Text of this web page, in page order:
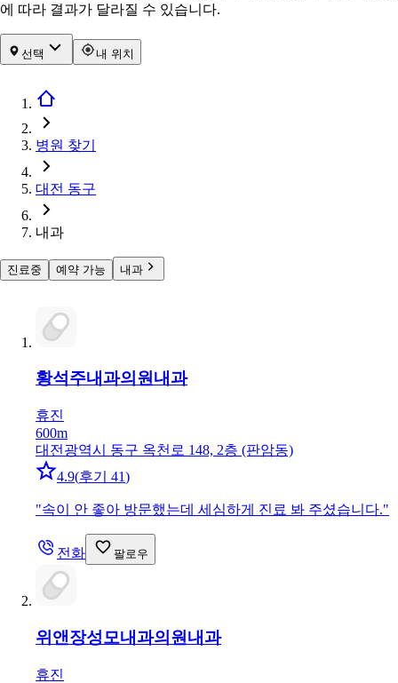
에 따라 결과가 달라질 수 있습니다.
선택 내 위치
병원 찾기
대전 동구
내과
진료중 예약 가능 내과
황석주내과의원내과
휴진
600m
대전광역시 동구 옥천로 148, 2층 (판암동)
4.9(후기 41)
"속이 안 좋아 방문했는데 세심하게 진료 봐 주셨습니다."
전화 팔로우
위앤장성모내과의원 내과
휴진